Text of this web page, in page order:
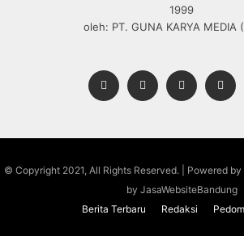
1999
oleh: PT. GUNA KARYA MEDIA
© Copyright 2021, All Rights Reserved. | Powered
by JasaWebsiteBandung
Berita Terbaru
Redaksi